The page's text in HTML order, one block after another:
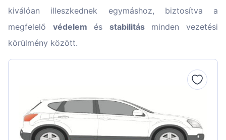
kiválóan illeszkednek egymáshoz, biztosítva a
megfelelő védelem és stabilitásminden vezetési
körülmény között.